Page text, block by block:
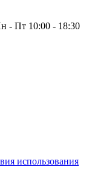
- Пт 10:00 - 18:30
использования